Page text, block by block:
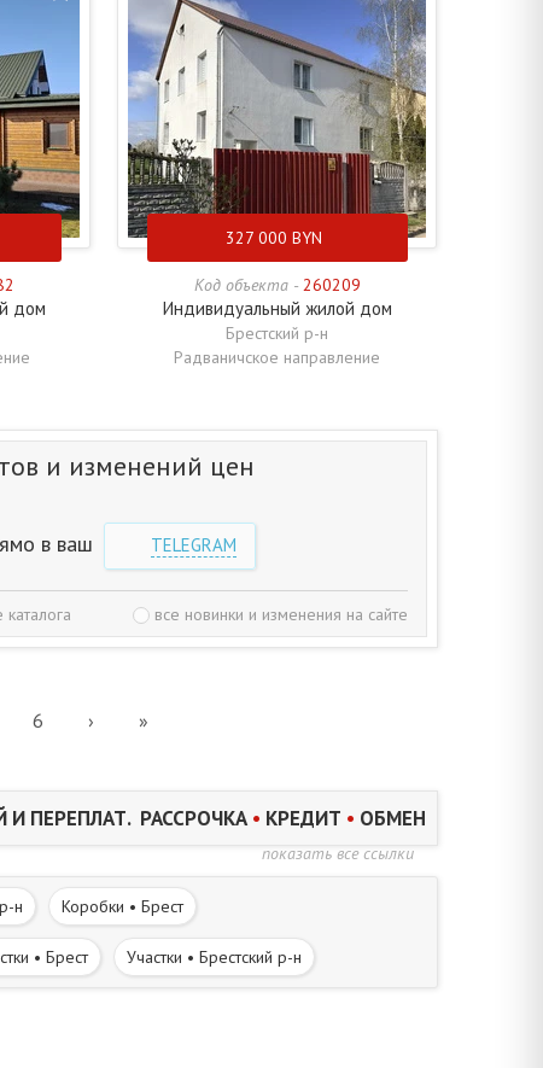
дом
327 000 BYN
Код объекта - 260209
Индивидуальный жилой дом
Брестский р-н
Радваничское направление
и изменений цен
в ваш
TELEGRAM
все новинки и изменения на сайте
6 › »
ПЕРЕПЛАТ. РАССРОЧКА • КРЕДИТ • ОБМЕН
показать все ссылки
н Коробки • Брест
• Брест Участки • Брестский р-н